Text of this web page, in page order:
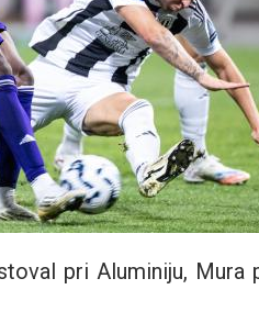
pri Aluminiju, Mura